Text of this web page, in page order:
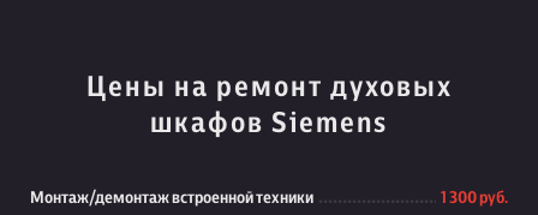
Цены на ремонт духовых
шкафов Siemens
Монтаж/демонтаж встроенной техники 1 300 руб.